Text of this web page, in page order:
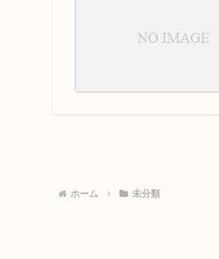
ホーム 未分類